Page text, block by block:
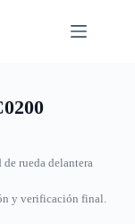
rueda delantera
y verificación final.